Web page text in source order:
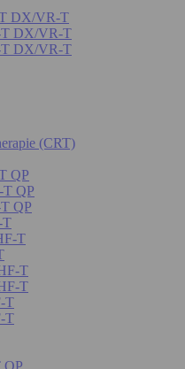
DX/VR-T
T DX/VR-T
T DX/VR-T
(CRT)
QP
QP
QP
T
T
T
T
T
T
QP